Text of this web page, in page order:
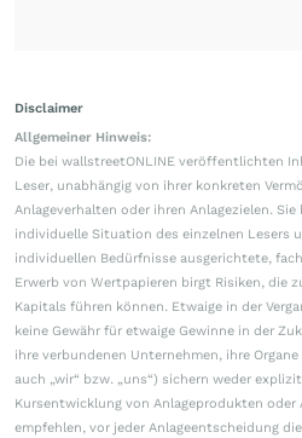
Disclaimer
Allgemeiner Hinweis:
Die bei wallstreetONLINE veröffentlichten
Leser, unabhängig von ihrer konkreten
Anlageverhalten oder ihren Anlagezielen.
individuelle Situation des einzelnen Lesers
individuellen Bedürfnisse ausgerichtete,
Erwerb von Wertpapieren birgt Risiken, die
Kapitals führen können. Etwaige in der
keine Gewähr für etwaige Gewinne in der
ihre verbundenen Unternehmen, ihre
auch „wir“ bzw. „uns“) sichern weder
Kursentwicklung von Anlageprodukten oder
empfehlen, vor jeder Anlageentscheidung